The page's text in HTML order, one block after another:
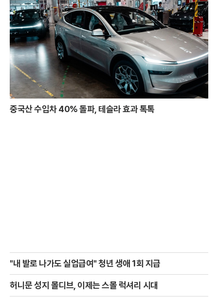
중국산 수입차 40% 돌파, 테슬라 효과 톡톡
"내 발로 나가도 실업급여" 청년 생애 1회 지급
허니문 성지 몰디브, 이제는 스몰 럭셔리 시대